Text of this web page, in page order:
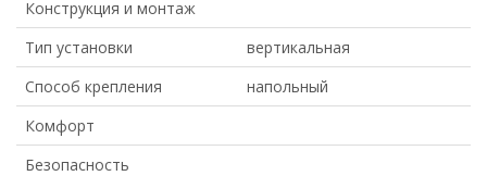
Конструкция и монтаж
Тип установки
вертикальная
Способ крепления
напольный
Комфорт
Безопасность